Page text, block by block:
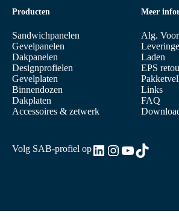
Producten
Sandwichpanelen
Gevelpanelen
Dakpanelen
Designprofielen
Gevelplaten
Binnendozen
Dakplaten
Accessoires & zetwerk
Meer
Alg.
Laden
EPS
Links
FAQ
Volg SAB-profiel opLinkedIn
Instagram
YouTube
TikTok